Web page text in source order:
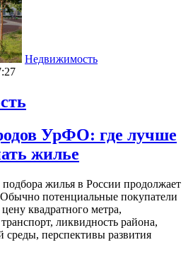
Недвижимость
УрФО: где лучше
жилье
жилья в России продолжает
потенциальные покупатели
квадратного метра,
ликвидность района,
среды, перспективы развития